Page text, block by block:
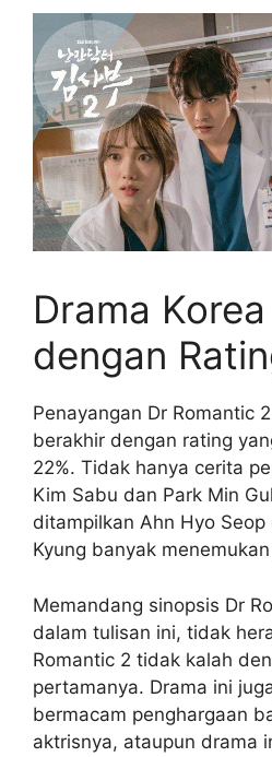
Drama
dengan
Penayangan Dr Romantic
berakhir dengan rating
22%. Tidak hanya cerita
Kim Sabu dan Park Min
ditampilkan Ahn Hyo
Kyung banyak
Memandang sinopsis Dr
dalam tulisan ini, tidak
Romantic 2 tidak kalah
pertamanya. Drama ini
bermacam penghargaan
aktrisnya, ataupun drama